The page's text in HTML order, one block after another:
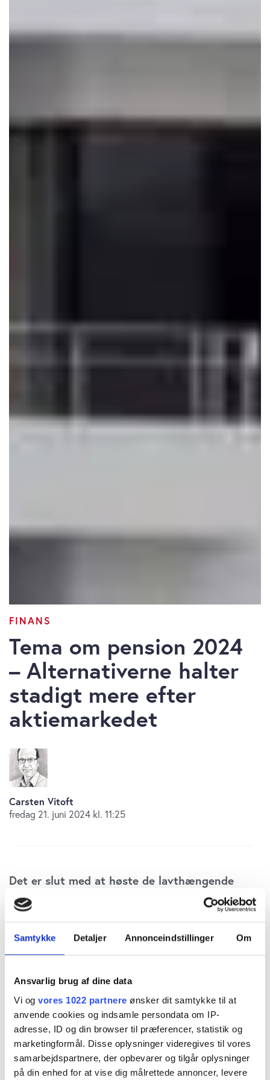
Samtykke Detaljer Annonceindstillinger Om
Ansvarlig brug af dine data
Vi og vores 1022 partnere ønsker dit samtykke til at
anvende cookies og indsamle persondata om IP-
adresse, ID og din browser til præferencer, statistik og
marketingformål. Disse oplysninger videregives til vores
samarbejdspartnere, der opbevarer og tilgår oplysninger
på din enhed for at vise dig målrettede annoncer, levere
FINANS
Tema om pension 2024
– Alternativerne halter
stadigt mere efter
aktiemarkedet
Carsten Vitoft
fredag 21. juni 2024 kl. 11:25
Det er slut med at høste de lavthængende
frugter på unoterede aktier, viser en opgørelse
pensionsbranchen. Årsagen er, at det er de
fremgangen på aktiemarkedet både herhjemme
og i USA, og det er formentligt årsagen til, at
mange nu drosler ned på de alternative
investeringer, skriver fagredaktør Carsten
Vitoft.